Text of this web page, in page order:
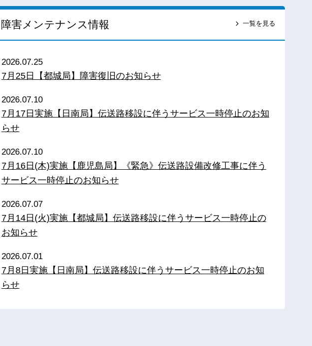
障害メンテナンス情報 一覧を見る
2026.07.25
7月25日【都城局】障害復旧のお知らせ
2026.07.10
7月17日実施【日南局】伝送路移設に伴うサービス一時停止のお知
らせ
2026.07.10
7月16日(木)実施【鹿児島局】《緊急》伝送路設備改修工事に伴う
サービス一時停止のお知らせ
2026.07.07
7月14日(火)実施【都城局】伝送路移設に伴うサービス一時停止の
お知らせ
2026.07.01
7月8日実施【日南局】伝送路移設に伴うサービス一時停止のお知
らせ